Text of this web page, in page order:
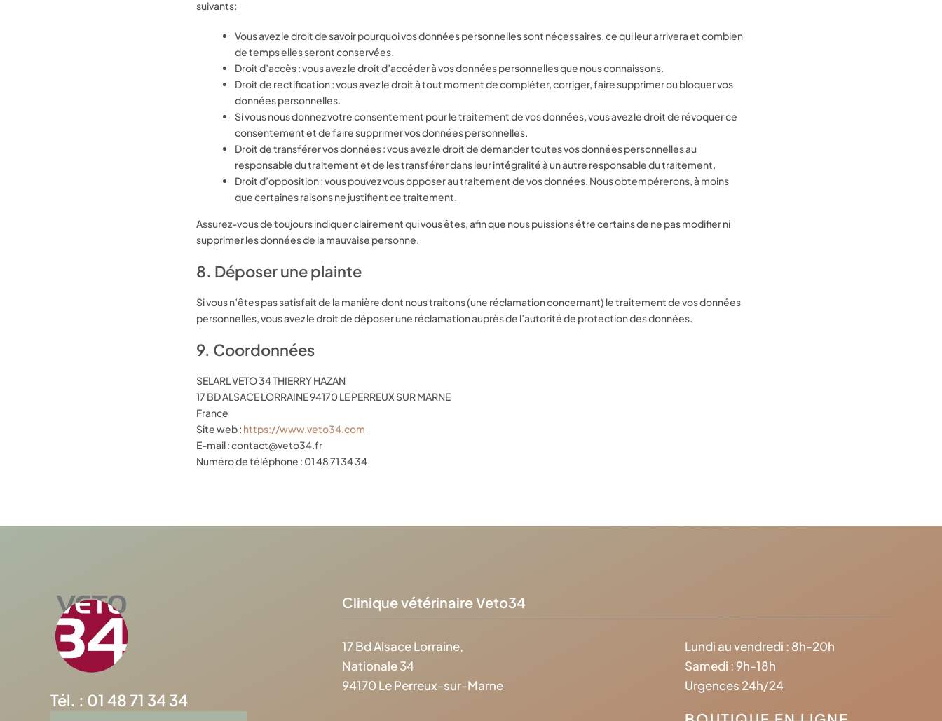
suivants:
Vous avez le droit de savoir pourquoi vos données personnelles sont nécessaires, ce qui leur arrivera et combien
de temps elles seront conservées.
Droit d’accès : vous avez le droit d’accéder à vos données personnelles que nous connaissons.
Droit de rectification : vous avez le droit à tout moment de compléter, corriger, faire supprimer ou bloquer vos
données personnelles.
Si vous nous donnez votre consentement pour le traitement de vos données, vous avez le droit de révoquer ce
consentement et de faire supprimer vos données personnelles.
Droit de transférer vos données : vous avez le droit de demander toutes vos données personnelles au
responsable du traitement et de les transférer dans leur intégralité à un autre responsable du traitement.
Droit d’opposition : vous pouvez vous opposer au traitement de vos données. Nous obtempérerons, à moins
que certaines raisons ne justifient ce traitement.
Assurez-vous de toujours indiquer clairement qui vous êtes, afin que nous puissions être certains de ne pas modifier ni
supprimer les données de la mauvaise personne.
8. Déposer une plainte
Si vous n’êtes pas satisfait de la manière dont nous traitons (une réclamation concernant) le traitement de vos données
personnelles, vous avez le droit de déposer une réclamation auprès de l’autorité de protection des données.
9. Coordonnées
SELARL VETO 34 THIERRY HAZAN
17 BD ALSACE LORRAINE 94170 LE PERREUX SUR MARNE
France
Site web : https://www.veto34.com
E-mail :contact@veto34.fr
Numéro de téléphone : 01 48 71 34 34
Tél. : 01 48 71 34 34
Clinique vétérinaire Veto34
17 Bd Alsace Lorraine,
Nationale 34
94170 Le Perreux-sur-Marne
Lundi au vendredi : 8h-20h
Samedi : 9h-18h
Urgences 24h/24